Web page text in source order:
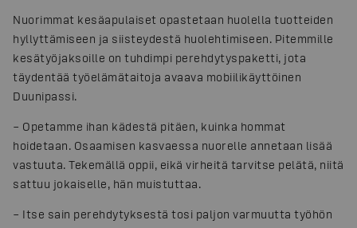
Nuorimmat kesäapulaiset opastetaan huolella tuotteiden
hyllyttämiseen ja siisteydestä huolehtimiseen. Pitemmille
kesätyöjaksoille on tuhdimpi perehdytyspaketti, jota
täydentää työelämätaitoja avaava mobiilikäyttöinen
Duunipassi.
– Opetamme ihan kädestä pitäen, kuinka hommat
hoidetaan. Osaamisen kasvaessa nuorelle annetaan lisää
vastuuta. Tekemällä oppii, eikä virheitä tarvitse pelätä, niitä
sattuu jokaiselle, hän muistuttaa.
– Itse sain perehdytyksestä tosi paljon varmuutta työhön